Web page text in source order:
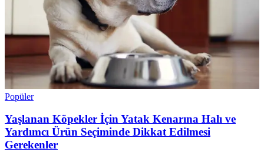
Popüler
Yaşlanan Köpekler İçin Yatak Kenarına Halı ve
Yardımcı Ürün Seçiminde Dikkat Edilmesi
Gerekenler